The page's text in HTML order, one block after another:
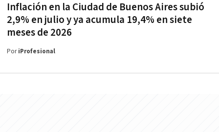
Inflación en la Ciudad de Buenos Aires subió
2,9% en julio y ya acumula 19,4% en siete
meses de 2026
PoriProfesional